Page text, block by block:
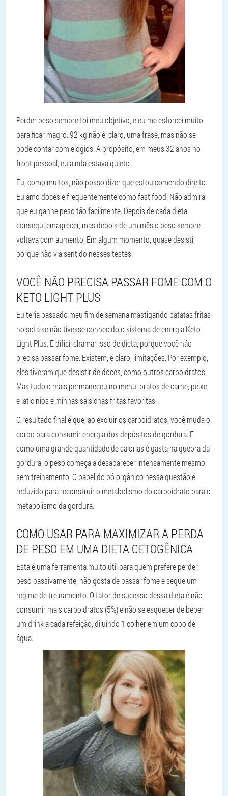
Perder peso sempre foi meu objetivo, e eu me esforcei muito
para ficar magro. 92 kg não é, claro, uma frase, mas não se
pode contar com elogios. A propósito, em meus 32 anos no
front pessoal, eu ainda estava quieto.
Eu, como muitos, não posso dizer que estou comendo direito.
Eu amo doces e frequentemente como fast food. Não admira
que eu ganhe peso tão facilmente. Depois de cada dieta
consegui emagrecer, mas depois de um mês o peso sempre
voltava com aumento. Em algum momento, quase desisti,
porque não via sentido nesses testes.
VOCÊ NÃO PRECISA PASSAR FOME COM O
KETO LIGHT PLUS
Eu teria passado meu fim de semana mastigando batatas fritas
no sofá se não tivesse conhecido o sistema de energia Keto
Light Plus. É difícil chamar isso de dieta, porque você não
precisa passar fome. Existem, é claro, limitações. Por exemplo,
eles tiveram que desistir de doces, como outros carboidratos.
Mas tudo o mais permaneceu no menu: pratos de carne, peixe
e laticínios e minhas salsichas fritas favoritas.
O resultado final é que, ao excluir os carboidratos, você muda o
corpo para consumir energia dos depósitos de gordura. E
como uma grande quantidade de calorias é gasta na quebra da
gordura, o peso começa a desaparecer intensamente mesmo
sem treinamento. O papel do pó orgânico nessa questão é
reduzido para reconstruir o metabolismo do carboidrato para o
metabolismo da gordura.
COMO USAR PARA MAXIMIZAR A PERDA
DE PESO EM UMA DIETA CETOGÊNICA
Esta é uma ferramenta muito útil para quem prefere perder
peso passivamente, não gosta de passar fome e segue um
regime de treinamento. O fator de sucesso dessa dieta é não
consumir mais carboidratos (5%) e não se esquecer de beber
um drink a cada refeição, diluindo 1 colher em um copo de
água.